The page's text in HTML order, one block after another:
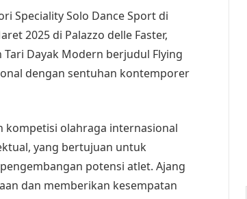
Speciality Solo Dance Sport di
2025 di Palazzo delle Faster,
Dayak Modern berjudul Flying
dengan sentuhan kontemporer
kompetisi olahraga internasional
yang bertujuan untuk
potensi atlet. Ajang
dan memberikan kesempatan